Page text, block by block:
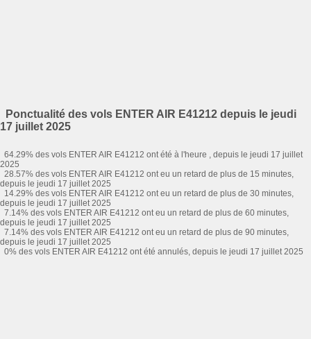
Ponctualité des vols ENTER AIR E41212 depuis le jeudi
17 juillet 2025
64.29% des vols ENTER AIR E41212 ont été à l'heure , depuis le jeudi 17 juillet
2025
28.57% des vols ENTER AIR E41212 ont eu un retard de plus de 15 minutes,
depuis le jeudi 17 juillet 2025
14.29% des vols ENTER AIR E41212 ont eu un retard de plus de 30 minutes,
depuis le jeudi 17 juillet 2025
7.14% des vols ENTER AIR E41212 ont eu un retard de plus de 60 minutes,
depuis le jeudi 17 juillet 2025
7.14% des vols ENTER AIR E41212 ont eu un retard de plus de 90 minutes,
depuis le jeudi 17 juillet 2025
0% des vols ENTER AIR E41212 ont été annulés, depuis le jeudi 17 juillet 2025